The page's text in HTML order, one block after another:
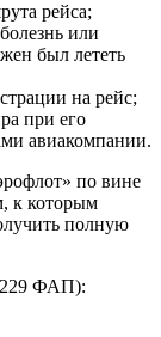
рейса;
или
был лететь
на рейс;
при его
авиакомпании.
по вине
к которым
полную
ФАП):